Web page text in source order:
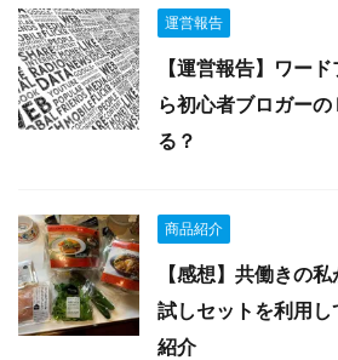
運営報告
【運営報告】ワー
ら初心者ブロガーの
る？
商品紹介
【感想】共働きの
試しセットを利用
紹介